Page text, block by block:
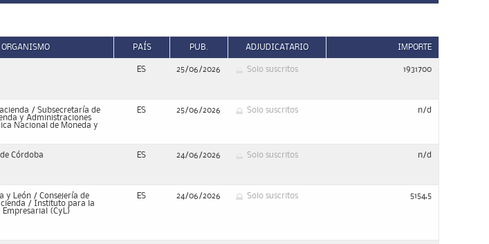
ORGANISMO PAÍS PUB. ADJUDICATARIO IMPORTE
ES 25/06/2026 Solo suscritos 1931700
/ Subsecretaría de
y Administraciones
Nacional de Moneda y
ES 25/06/2026 Solo suscritos n/d
Córdoba ES 24/06/2026 Solo suscritos n/d
y León / Consejería de
/ Instituto para la
(CyL)
ES 24/06/2026 Solo suscritos 5154,5